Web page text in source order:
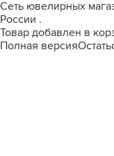
Сеть ювелирных
России .
Товар добавлен в
Полная версия